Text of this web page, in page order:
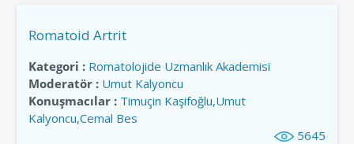
Romatoid Artrit
Kategori : Romatolojide Uzmanlık Akademisi
Moderatör : Umut Kalyoncu
Konuşmacılar : Timuçin Kaşifoğlu,Umut
Kalyoncu,Cemal Bes
5645